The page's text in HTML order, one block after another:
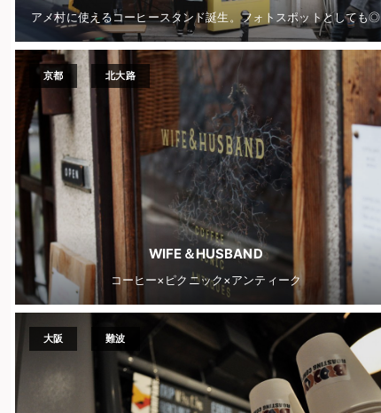
アメ村に使えるコーヒースタンド誕生。フォトスポットとしても◎
京都 北大路
WIFE＆HUSBAND
コーヒー×ピクニック×アンティーク
大阪 難波